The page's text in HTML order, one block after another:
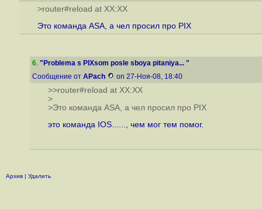
>router#reload at XX:XX
Это команда ASA, а чел просил про PIX
6. "Problema s PIXsom posle sboya pitaniya... "
Сообщение от APach on 27-Ноя-08, 18:40
>>router#reload at XX:XX
>
>Это команда ASA, а чел просил про PIX
это команда IOS......, чем мог тем помог.
Архив | Удалить